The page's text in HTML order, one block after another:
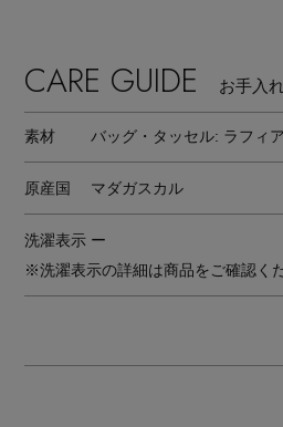
CARE GUIDE お手入
素材 バッグ・タッセル: ラフィ
原産国 マダガスカル
洗濯表示 ー
※洗濯表示の詳細は商品をご確認く